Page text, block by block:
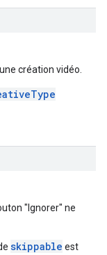
création vidéo.
"Ignorer" ne
skippable est